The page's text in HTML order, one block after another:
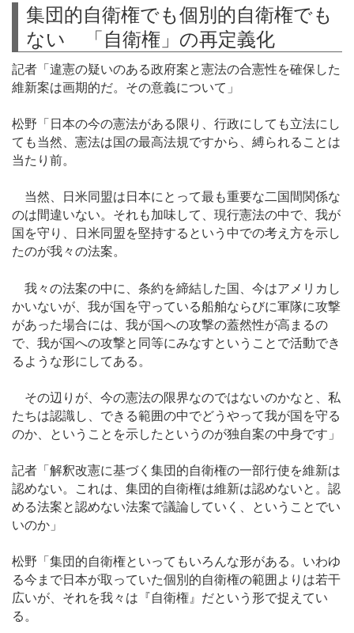
集団的自衛権でも個別的自衛権でも
ない 「自衛権」の再定義化
記者「違憲の疑いのある政府案と憲法の合憲性を確保した
維新案は画期的だ。その意義について」
松野「日本の今の憲法がある限り、行政にしても立法にし
ても当然、憲法は国の最高法規ですから、縛られることは
当たり前。
当然、日米同盟は日本にとって最も重要な二国間関係な
のは間違いない。それも加味して、現行憲法の中で、我が
国を守り、日米同盟を堅持するという中での考え方を示し
たのが我々の法案。
我々の法案の中に、条約を締結した国、今はアメリカし
かいないが、我が国を守っている船舶ならびに軍隊に攻撃
があった場合には、我が国への攻撃の蓋然性が高まるの
で、我が国への攻撃と同等にみなすということで活動でき
るような形にしてある。
その辺りが、今の憲法の限界なのではないのかなと、私
たちは認識し、できる範囲の中でどうやって我が国を守る
のか、ということを示したというのが独自案の中身です」
記者「解釈改憲に基づく集団的自衛権の一部行使を維新は
認めない。これは、集団的自衛権は維新は認めないと。認
める法案と認めない法案で議論していく、ということでい
いのか」
松野「集団的自衛権といってもいろんな形がある。いわゆ
る今まで日本が取っていた個別的自衛権の範囲よりは若干
広いが、それを我々は『自衛権』だという形で捉えてい
る。